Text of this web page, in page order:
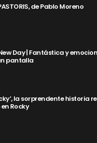
de Pablo Moreno
Day | Fantástica y
pantalla
la sorprendente historia
Rocky